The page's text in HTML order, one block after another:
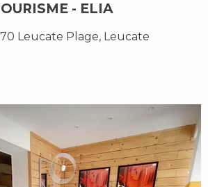
- ELIA
Leucate Plage, Leucate